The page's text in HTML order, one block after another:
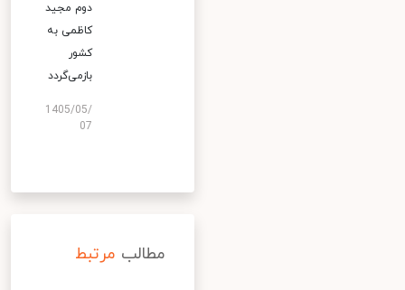
دوم مجید
کاظمی به
کشور
بازمی‌گردد
1405/05/
07
مطالب مرتبط